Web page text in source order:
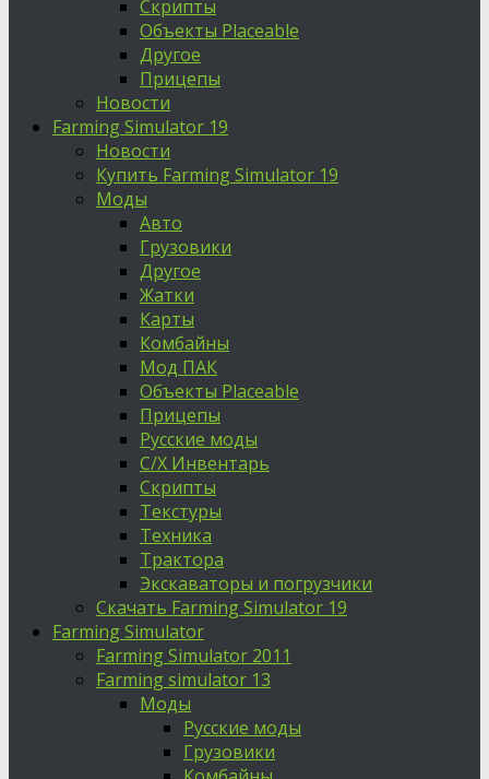
Скрипты
Объекты Placeable
Другое
Прицепы
Новости
Farming Simulator 19
Новости
Купить Farming Simulator 19
Моды
Авто
Грузовики
Другое
Жатки
Карты
Комбайны
Мод ПАК
Объекты Placeable
Прицепы
Русские моды
С/Х Инвентарь
Скрипты
Текстуры
Техника
Трактора
Экскаваторы и погрузчики
Скачать Farming Simulator 19
Farming Simulator
Farming Simulator 2011
Farming simulator 13
Моды
Русские моды
Грузовики